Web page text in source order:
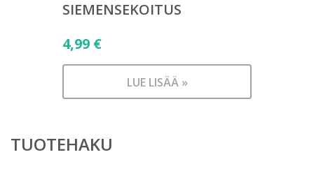
SIEMENSEKOITUS
4,99 €
LUE LISÄÄ »
TUOTEHAKU